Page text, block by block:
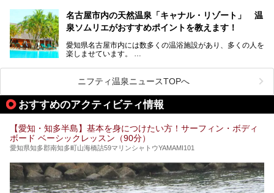
天然ラドン温泉が堪能できるお風呂や、新設・改装された客
室、地元の食材と温泉水で作られたお料理……。
ご紹介します。
名古屋市内の天然温泉「キャナル・リゾート」 温
泉ソムリエがおすすめポイントを教えます！
愛知県名古屋市内には数多くの温浴施設があり、多くの人を
楽しませています。
ムリエの目線で紹介していきます！
名古屋市内にはスーパー銭湯や日帰り温泉が多く、「どこに
行こうかな？」と悩んでしまう方も多いと思います。
ぜひこの記事を参考にして「キャナル・リゾート」に出かけ
てみるのはいかがでしょうか？
ニフティ温泉ニュースTOPへ
おすすめのアクティビティ情報
【愛知・知多半島】基本を身につけたい方！サーフィン・ボディ
ボード ベーシックレッスン（90分）
愛知県知多郡南知多町山海橋詰59マリンシャトウYAMAMI101